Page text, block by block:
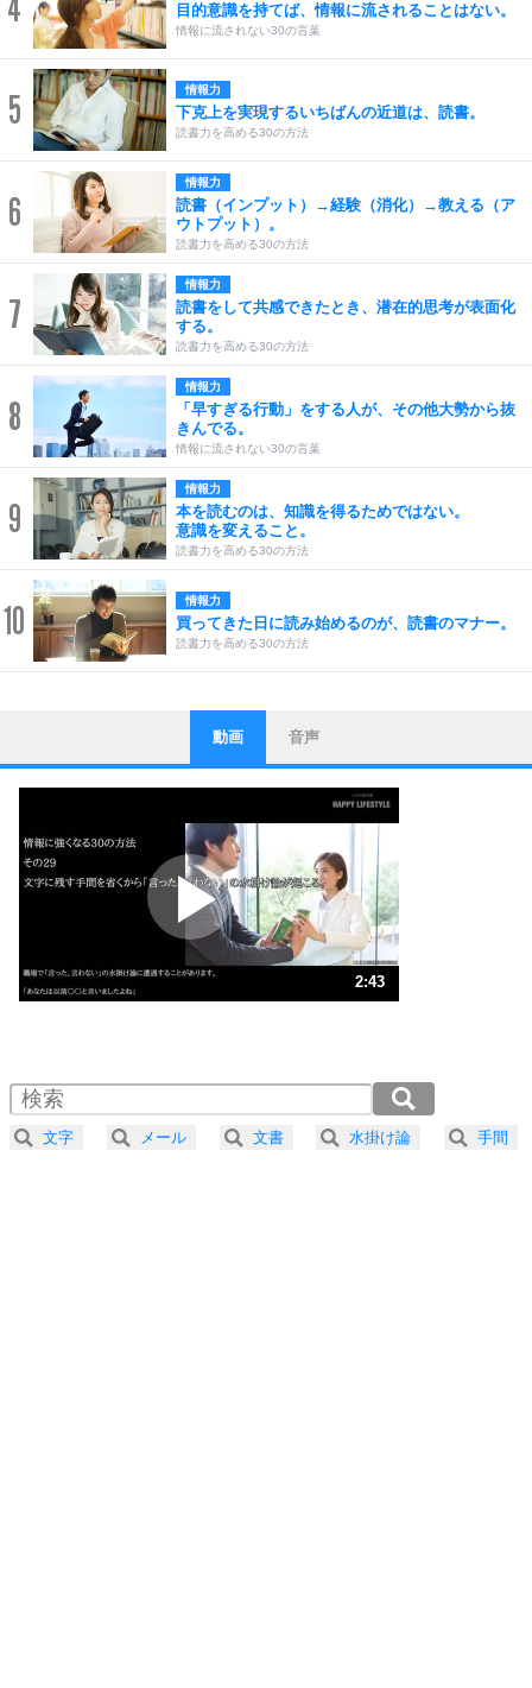
目的意識を持てば、情報に流されることはない。
情報に流されない30の言葉
5 情報力
下克上を実現するいちばんの近道は、読書。
読書力を高める30の方法
6
情報力
読書（インプット）→経験（消化）→教える（ア
ウトプット）。
読書力を高める30の方法
7
情報力
読書をして共感できたとき、潜在的思考が表面化
する。
読書力を高める30の方法
8
情報力
「早すぎる行動」をする人が、その他大勢から抜
きんでる。
情報に流されない30の言葉
9
情報力
本を読むのは、知識を得るためではない。
意識を変えること。
読書力を高める30の方法
10 情報力
買ってきた日に読み始めるのが、読書のマナー。
読書力を高める30の方法
1
ストレス対策
他人と比べない。
いっそのこと、他人を見ない。
いらいらしない人になる30の方法
プラス思考
ポジティブになれない原因は、行動しないから。
ポジティブ思考になる30の方法
ストレス対策
人生、なんとかなるもの。
気楽に生きる30の方法
4 器の大きい人は、怒りを優しさで表現する。
プラス思考
動画 音声
2:43
2.0倍速 （321KB 1分21秒）
2.5倍速 （257KB 1分5秒）
3.0倍速 （214KB 54秒）
文字 メール 文書 水掛け論 手間